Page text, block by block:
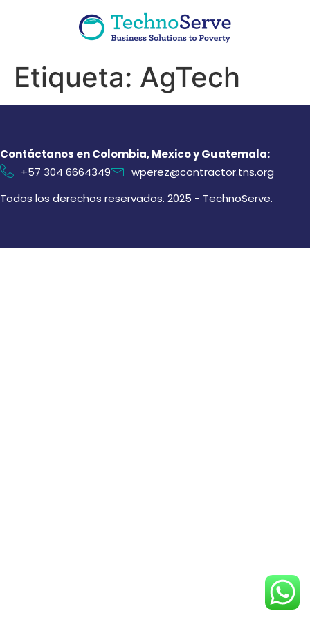
Etiqueta: AgTech
Contáctanos en Colombia, Mexico y Guatemala:
+57 304 6664349
wperez@contractor.tns.org
Todos los derechos reservados. 2025 - TechnoServe.